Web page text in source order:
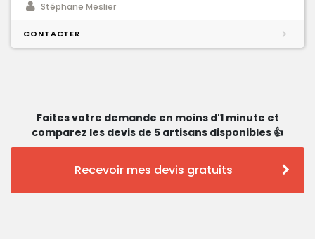
Stéphane Meslier
CONTACTER
Faites votre demande en moins d'1 minute et
comparez les devis de 5 artisans disponibles 👍
Recevoir mes devis gratuits